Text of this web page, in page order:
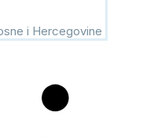
i Hercegovine